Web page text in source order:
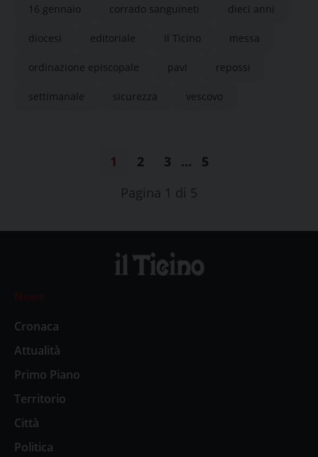
16 gennaio corrado sanguineti dieci anni
diocesi editoriale Il Ticino messa
ordinazione episcopale pavi repossi
settimanale sicurezza vescovo
1 2 3 …
5
Pagina 1 di 5
News
Cronaca
Attualità
Primo Piano
Territorio
Città
Politica